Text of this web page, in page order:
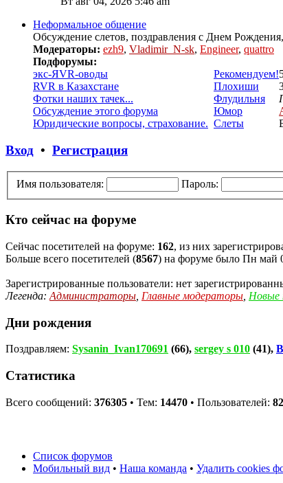
Неформальное общение
Обсуждение слетов, поздравления с Днем
Модераторы: ezh9, Vladimir_N-sk, Engineer, quattro
Подфорумы:
экс-ЯVR-оводы
RVR в Казахстане
Фотки наших тачек...
Обсуждение этого форума
Юридические вопросы, страхование.
Рекомендуем!
Плохиши
Флудильня
Юмор
Слеты
Вход • Регистрация
Имя пользователя: Пароль:
Кто сейчас на форуме
Сейчас посетителей на форуме: 162, из них
Больше всего посетителей (8567) на форуме было Пн май
Зарегистрированные пользователи: нет
Легенда: Администраторы Главные модераторы Новые
Дни рождения
Поздравляем: Sysanin_Ivan170691 (66), sergey s 010 (41),
Статистика
Всего сообщений: 376305 • Тем: 14470 • Пользователей:
Список форумов
Мобильный вид • Наша команда • Удалить cookies